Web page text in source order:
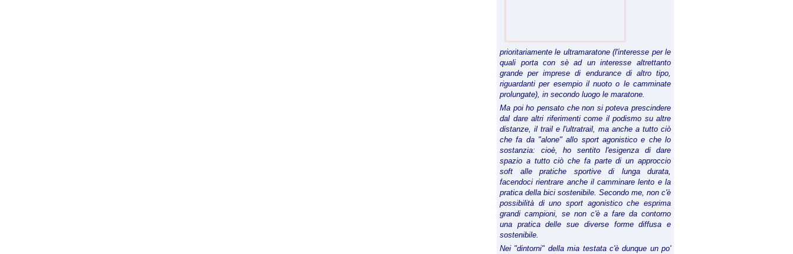
prioritariamente le ultramaratone (l'interesse per le
quali porta con sè ad un interesse altrettanto
grande per imprese di endurance di altro tipo,
riguardanti per esempio il nuoto o le camminate
prolungate), in secondo luogo le maratone.
Ma poi ho pensato che non si poteva prescindere
dal dare altri riferimenti come il podismo su altre
distanze, il trail e l'ultratrail, ma anche a tutto ciò
che fa da "alone" allo sport agonistico e che lo
sostanzia: cioè, ho sentito l'esigenza di dare
spazio a tutto ciò che fa parte di un approccio
soft alle pratiche sportive di lunga durata,
facendoci rientrare anche il camminare lento e la
pratica della bici sostenibile. Secondo me, non c'è
possibilità di uno sport agonistico che esprima
grandi campioni, se non c'è a fare da contorno
una pratica delle sue diverse forme diffusa e
sostenibile.
Nei "dintorni" della mia testata c'è dunque un po'